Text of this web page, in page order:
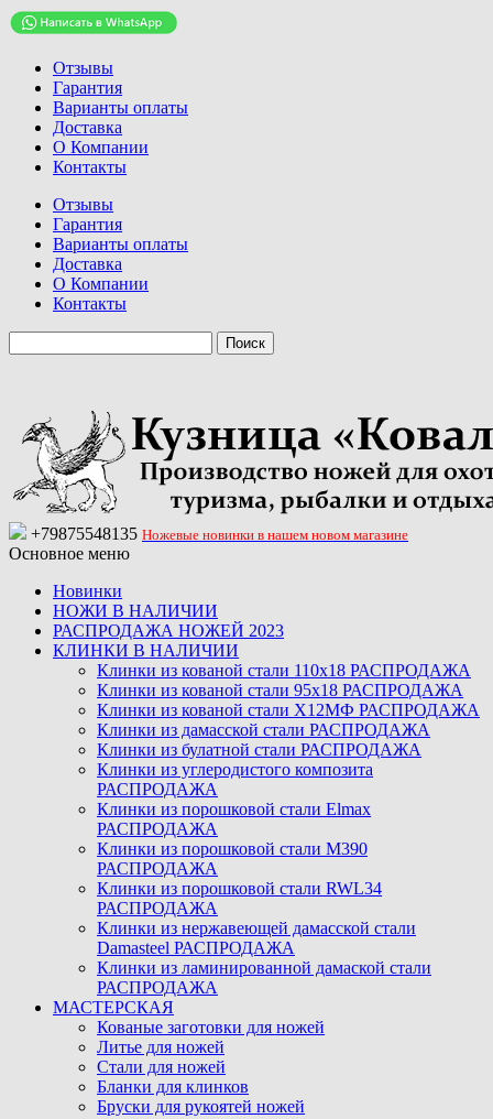
Отзывы
Гарантия
Варианты оплаты
Доставка
О Компании
Контакты
Отзывы
Гарантия
Варианты оплаты
Доставка
О Компании
Контакты
+79875548135 Ножевые новинки в нашем новом магазине
Основное меню
Новинки
НОЖИ В НАЛИЧИИ
РАСПРОДАЖА НОЖЕЙ 2023
КЛИНКИ В НАЛИЧИИ
Клинки из кованой стали 110х18 РАСПРОДАЖА
Клинки из кованой стали 95х18 РАСПРОДАЖА
Клинки из кованой стали Х12МФ РАСПРОДАЖА
Клинки из дамасской стали РАСПРОДАЖА
Клинки из булатной стали РАСПРОДАЖА
Клинки из углеродистого композита
РАСПРОДАЖА
Клинки из порошковой стали Elmax
РАСПРОДАЖА
Клинки из порошковой стали M390
РАСПРОДАЖА
Клинки из порошковой стали RWL34
РАСПРОДАЖА
Клинки из нержавеющей дамасской стали
Damasteel РАСПРОДАЖА
Клинки из ламинированной дамаской стали
РАСПРОДАЖА
МАСТЕРСКАЯ
Кованые заготовки для ножей
Литье для ножей
Стали для ножей
Бланки для клинков
Бруски для рукоятей ножей